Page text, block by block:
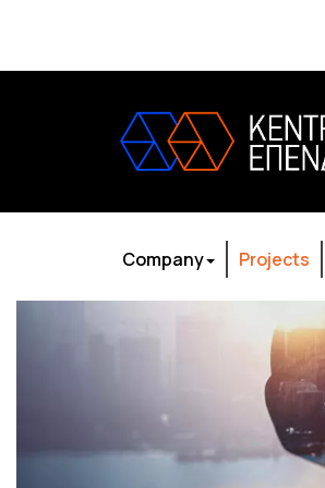
Company Projects